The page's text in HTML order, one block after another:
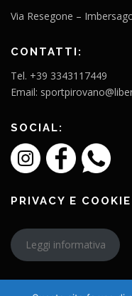
Via Resegone –
CONTATTI:
Tel. +39 3343117449
Email:
SOCIAL:
PRIVACY E COOKIE
Leggi informativa